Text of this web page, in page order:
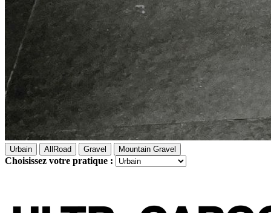
Urbain AllRoad Gravel Mountain Gravel
Choisissez votre pratique :